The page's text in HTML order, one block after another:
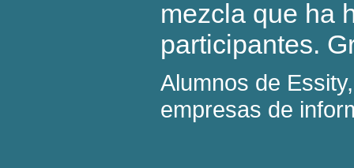
mezcla que ha
participantes.
Alumnos de
empresas de